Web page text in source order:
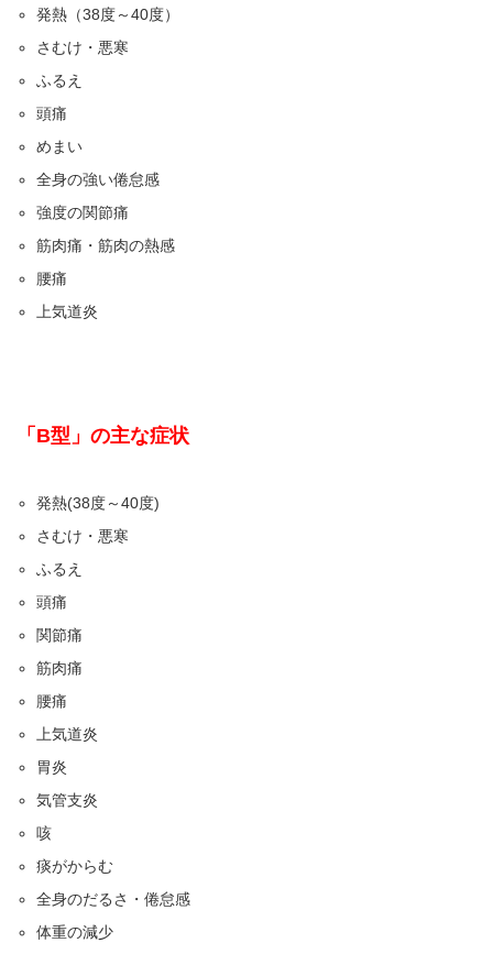
発熱（38度～40度）
さむけ・悪寒
ふるえ
頭痛
めまい
全身の強い倦怠感
強度の関節痛
筋肉痛・筋肉の熱感
腰痛
上気道炎
「B型」の主な症状
発熱(38度～40度)
さむけ・悪寒
ふるえ
頭痛
関節痛
筋肉痛
腰痛
上気道炎
胃炎
気管支炎
咳
痰がからむ
全身のだるさ・倦怠感
体重の減少